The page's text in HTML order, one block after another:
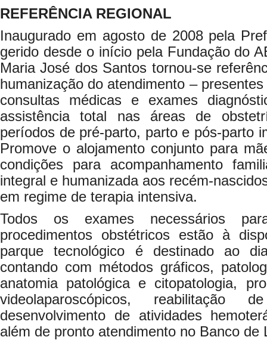
REFERÊNCIA REGIONAL
Inaugurado em agosto de 2008 pela
gerido desde o início pela Fundação do
Maria José dos Santos tornou-se
humanização do atendimento –
consultas médicas e exames
assistência total nas áreas de
períodos de pré-parto, parto e pós-parto
Promove o alojamento conjunto para
condições para acompanhamento
integral e humanizada aos recém-
em regime de terapia intensiva.
Todos os exames necessários
procedimentos obstétricos estão à
parque tecnológico é destinado ao
contando com métodos gráficos,
anatomia patológica e citopatologia,
videolaparoscópicos, reabilitação
desenvolvimento de atividades
além de pronto atendimento no Banco de